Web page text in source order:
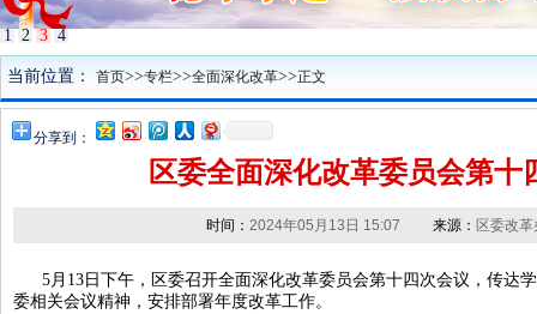
1 2 3 4
当前位置： 首页>>专栏>>全面深化改革>>正文
分享到：
区委全面深化改革委员会第十
时间： 2024年05月13日 15:07 来源： 区委改
5月13日下午，区委召开全面深化改革委员会第十四次会议，传达
委相关会议精神，安排部署年度改革工作。